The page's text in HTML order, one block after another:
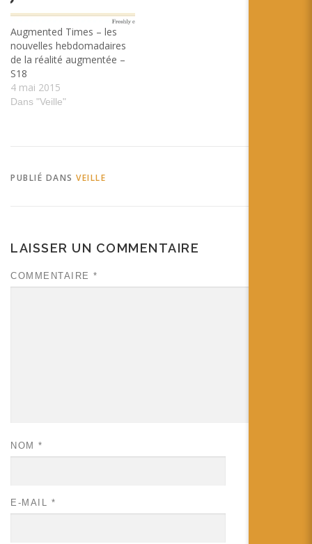
Augmented Times – les
nouvelles hebdomadaires
de la réalité augmentée –
S18
4 mai 2015
Dans "Veille"
PUBLIÉ DANS VEILLE
LAISSER UN COMMENTAIRE
COMMENTAIRE *
NOM *
E-MAIL *